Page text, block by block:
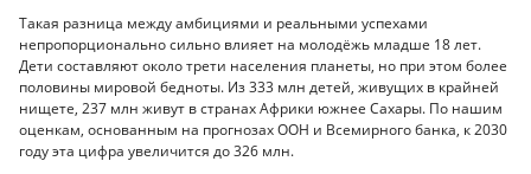
Такая разница между амбициями и реальными успехами
непропорционально сильно влияет на молодёжь младше 18 лет.
Дети составляют около трети населения планеты, но при этом более
половины мировой бедноты. Из 333 млн детей, живущих в крайней
нищете, 237 млн живут в странах Африки южнее Сахары. По нашим
оценкам, основанным на прогнозах ООН и Всемирного банка, к 2030
году эта цифра увеличится до 326 млн.